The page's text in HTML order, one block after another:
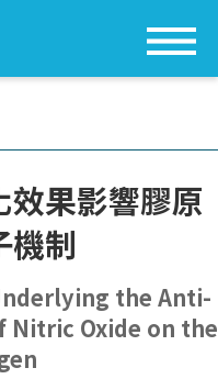
果影響膠原
機制
the Anti-
Nitric Oxide on the